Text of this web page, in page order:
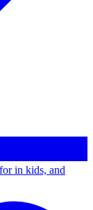
in kids, and